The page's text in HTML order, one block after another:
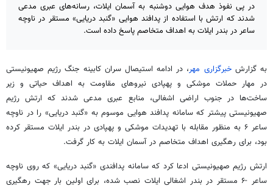
در پی نفوذ هدف هوایی دوشنبه به آسمان ایلات، رسانه‌های عبری مدعی
شدند که ارتش با استفاده از پدافند هوایی «گنبد دریایی» مستقر در ناوچه
ساعر در بندر ایلات به اهداف متخاصم پاسخ داده است.
به گزارش خبرگزاری مهر، در ادامه استیصال سران کابینه جنگ رژیم صهیونیستی
در مهار حملات موشکی و پهپادی نیروهای مقاومت به اهداف حیاتی و زیر
ساخت‌ها در جنوب اراضی اشغالی، منابع عبری مدعی شدند که ارتش رژیم
صهیونیستی پیشتر که سامانه پدافند هوایی موسوم به «گنبد دریایی» را در ناوچه
ساعر ۶ به منظور مقابله با تهدیدات موشکی و پهپادی در بندر ایلات مستقر کرده
بود، برای رهگیری اهداف متخاصم در آسمان ایلات به کار گرفت.
ارتش رژیم صهیونیستی ادعا کرد که سامانه پدافندی «گنبد دریایی» که روی ناوچه
ساعر -۶ مستقر در بندر اشغالی ایلات نصب شده، برای اولین بار جهت رهگیری